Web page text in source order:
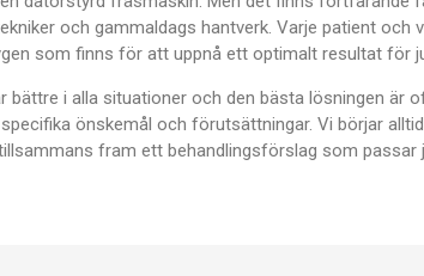
och gammaldags hantverk. Varje patient och
som finns för att uppnå ett optimalt resultat för
bättre i alla situationer och den bästa lösningen är
önskemål och förutsättningar. Vi börjar
fram ett behandlingsförslag som passar